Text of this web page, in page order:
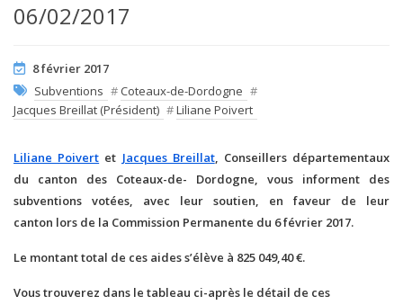
06/02/2017
8 février 2017
Subventions # Coteaux-de-Dordogne #
Jacques Breillat (Président) #Liliane Poivert
Liliane Poivert et Jacques Breillat, Conseillers départementaux
du canton des Coteaux-de- Dordogne,
vous informent des
subventions votées, avec leur soutien,
en faveur de leur
canton lors de la Commission Permanente du 6 février 2017.
Le montant total de ces aides s’élève à 825 049,40 €.
Vous trouverez dans le tableau ci-après le détail de ces